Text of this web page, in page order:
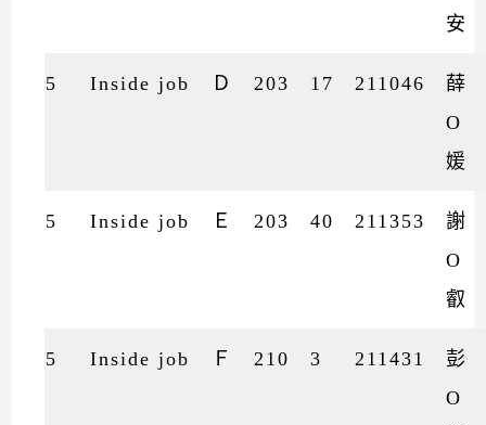
安
5 Inside job Ｄ 203 17 211046
薛
O
媛
5 Inside job Ｅ 203 40 211353
謝
O
叡
5 Inside job Ｆ 210 3 211431
彭
O